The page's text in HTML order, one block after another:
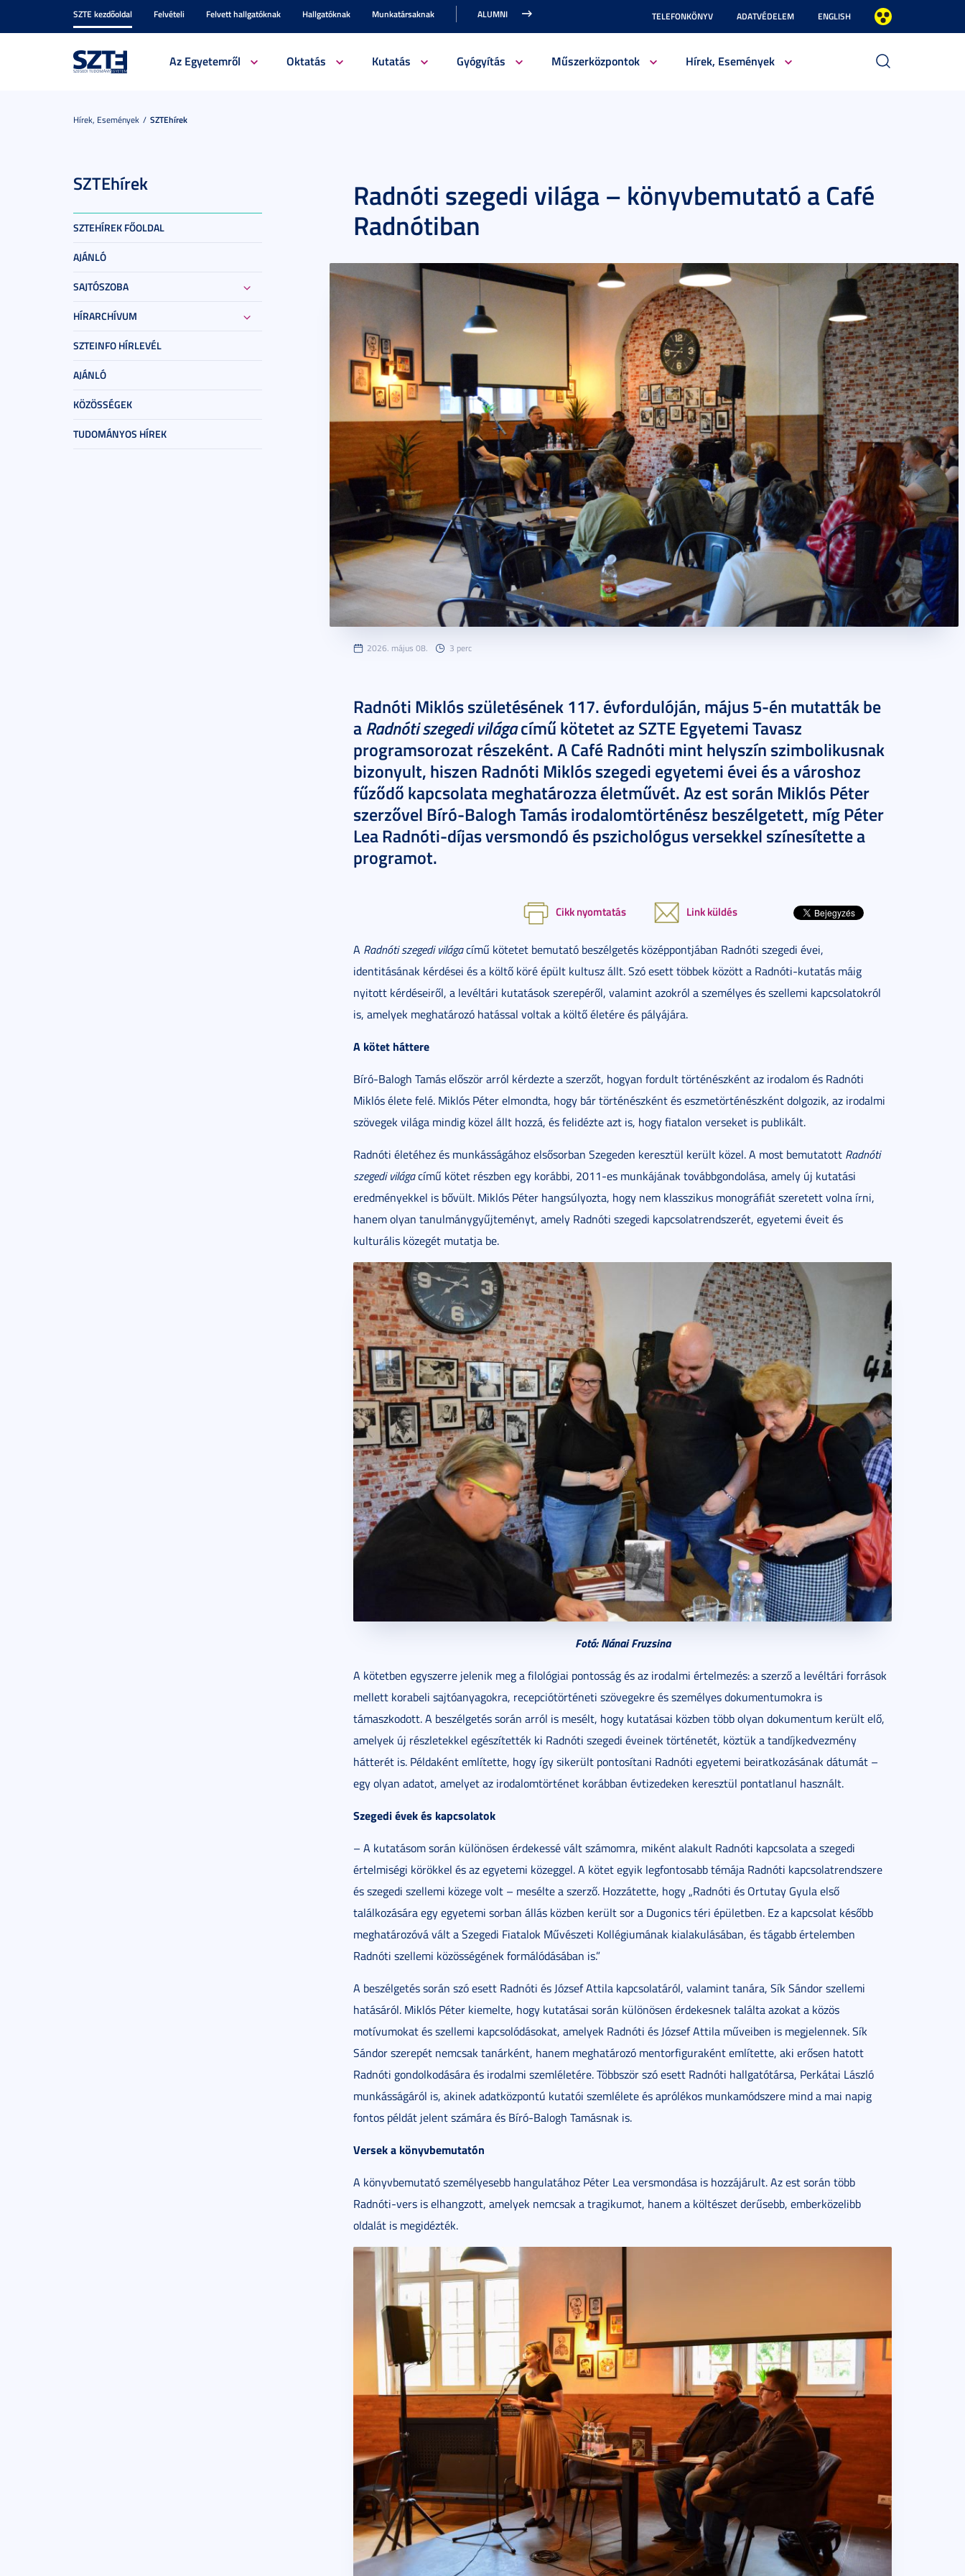
SZTE kezdőoldal Felvételi Felvett hallgatóknak Hallgatóknak Munkatársaknak ALUMNI TELEFONKÖNYV ADATVÉDELEM ENGLISH
Az Egyetemről Oktatás Kutatás Gyógyítás Műszerközpontok Hírek, Események
Hírek, Események SZTEhírek
SZTEhírek
SZTEHÍREK FŐOLDAL
AJÁNLÓ
SAJTÓSZOBA
HÍRARCHÍVUM
SZTEINFO HÍRLEVÉL
AJÁNLÓ
KÖZÖSSÉGEK
TUDOMÁNYOS HÍREK
Radnóti szegedi világa – könyvbemutató a Café
Radnótiban
2026. május 08. 3 perc
Radnóti Miklós születésének 117. évfordulóján, május 5-én mutatták be
aRadnóti szegedi világacímű kötetet az SZTE Egyetemi Tavasz
programsorozat részeként. A Café Radnóti mint helyszín szimbolikusnak
bizonyult, hiszen Radnóti Miklós szegedi egyetemi évei és a városhoz
fűződő kapcsolata meghatározza életművét. Az est során Miklós Péter
szerzővel Bíró-Balogh Tamás irodalomtörténész beszélgetett, míg Péter
Lea Radnóti-díjas versmondó és pszichológus versekkel színesítette a
programot.
Cikk nyomtatás Link küldés
A Radnóti szegedi világacímű kötetet bemutató beszélgetés középpontjában Radnóti szegedi évei,
identitásának kérdései és a költő köré épült kultusz állt. Szó esett többek között a Radnóti-kutatás máig
nyitott kérdéseiről, a levéltári kutatások szerepéről, valamint azokról a személyes és szellemi kapcsolatokról
is, amelyek meghatározó hatással voltak a költő életére és pályájára.
A kötet háttere
Bíró-Balogh Tamás először arról kérdezte a szerzőt, hogyan fordult történészként az irodalom és Radnóti
Miklós élete felé. Miklós Péter elmondta, hogy bár történészként és eszmetörténészként dolgozik, az irodalmi
szövegek világa mindig közel állt hozzá, és felidézte azt is, hogy fiatalon verseket is publikált.
Radnóti életéhez és munkásságához elsősorban Szegeden keresztül került közel. A most bemutatott Radnóti
szegedi világacímű kötet részben egy korábbi, 2011-es munkájának továbbgondolása, amely új kutatási
eredményekkel is bővült. Miklós Péter hangsúlyozta, hogy nem klasszikus monográfiát szeretett volna írni,
hanem olyan tanulmánygyűjteményt, amely Radnóti szegedi kapcsolatrendszerét, egyetemi éveit és
kulturális közegét mutatja be.
Fotó: Nánai Fruzsina
A kötetben egyszerre jelenik meg a filológiai pontosság és az irodalmi értelmezés: a szerző a levéltári források
mellett korabeli sajtóanyagokra, recepciótörténeti szövegekre és személyes dokumentumokra is
támaszkodott. A beszélgetés során arról is mesélt, hogy kutatásai közben több olyan dokumentum került elő,
amelyek új részletekkel egészítették ki Radnóti szegedi éveinek történetét, köztük a tandíjkedvezmény
hátterét is. Példaként említette, hogy így sikerült pontosítani Radnóti egyetemi beiratkozásának dátumát –
egy olyan adatot, amelyet az irodalomtörténet korábban évtizedeken keresztül pontatlanul használt.
Szegedi évek és kapcsolatok
– A kutatásom során különösen érdekessé vált számomra, miként alakult Radnóti kapcsolata a szegedi
értelmiségi körökkel és az egyetemi közeggel. A kötet egyik legfontosabb témája Radnóti kapcsolatrendszere
és szegedi szellemi közege volt – mesélte a szerző. Hozzátette, hogy „Radnóti és Ortutay Gyula első
találkozására egy egyetemi sorban állás közben került sor a Dugonics téri épületben. Ez a kapcsolat később
meghatározóvá vált a Szegedi Fiatalok Művészeti Kollégiumának kialakulásában, és tágabb értelemben
Radnóti szellemi közösségének formálódásában is.”
A beszélgetés során szó esett Radnóti és József Attila kapcsolatáról, valamint tanára, Sík Sándor szellemi
hatásáról. Miklós Péter kiemelte, hogy kutatásai során különösen érdekesnek találta azokat a közös
motívumokat és szellemi kapcsolódásokat, amelyek Radnóti és József Attila műveiben is megjelennek. Sík
Sándor szerepét nemcsak tanárként, hanem meghatározó mentorfiguraként említette, aki erősen hatott
Radnóti gondolkodására és irodalmi szemléletére. Többször szó esett Radnóti hallgatótársa, Perkátai László
munkásságáról is, akinek adatközpontú kutatói szemlélete és aprólékos munkamódszere mind a mai napig
fontos példát jelent számára és Bíró-Balogh Tamásnak is.
Versek a könyvbemutatón
A könyvbemutató személyesebb hangulatához Péter Lea versmondása is hozzájárult. Az est során több
Radnóti-vers is elhangzott, amelyek nemcsak a tragikumot, hanem a költészet derűsebb, emberközelibb
oldalát is megidézték.